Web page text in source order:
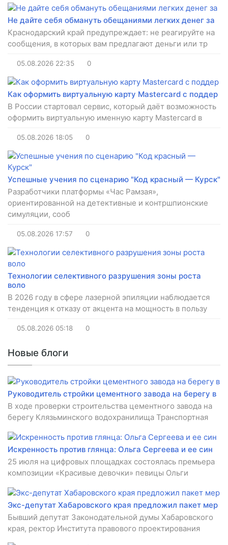
Не дайте себя обмануть обещаниями легких денег за
Краснодарский край предупреждает: не реагируйте на
сообщения, в которых вам предлагают деньги или тр
05.08.2026 22:35 0
Как оформить виртуальную карту Mastercard с поддер
В России стартовал сервис, который даёт возможность
оформить виртуальную именную карту Mastercard в
05.08.2026 18:05 0
Успешные учения по сценарию "Код красный — Курск"
Разработчики платформы «Час Рамзая»,
ориентированной на детективные и контршпионские
симуляции, сооб
05.08.2026 17:57 0
Технологии селективного разрушения зоны роста
воло
В 2026 году в сфере лазерной эпиляции наблюдается
тенденция к отказу от акцента на мощность в пользу
05.08.2026 05:18 0
Новые блоги
Руководитель стройки цементного завода на берегу в
В ходе проверки строительства цементного завода на
берегу Клязьминского водохранилища Транспортная
Искренность против глянца: Ольга Сергеева и ее син
25 июля на цифровых площадках состоялась премьера
композиции «Красивые девочки» певицы Ольги
Экс-депутат Хабаровского края предложил пакет мер
Бывший депутат Законодательной думы Хабаровского
края, ректор Института правового проектирования